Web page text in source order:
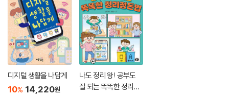
디지털 생활을 나답게
10% 14,220원
나도 정리 왕! 공부도
잘 되는 똑똑한 정리정